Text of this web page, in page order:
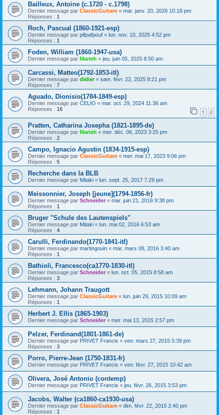
Bailleux, Antoine (c.1720 - c.1798)
Dernier message par ClassicGuitare « mar. janv. 20, 2026 10:18 pm
Réponses : 1
Roch, Pascual (1860-1921-esp)
Dernier message par pifpafpouf « lun. nov. 10, 2025 4:52 pm
Réponses : 1
Foden, William (1860-1947-usa)
Dernier message par Marieh « jeu. juin 05, 2025 8:50 am
Carcassi, Matteo(1792-1853-itl)
Dernier message par didier« sam. févr. 22, 2025 8:21 pm
Réponses : 7
Aguado, Dionisio(1784-1849-esp)
Dernier message par CELIO « mar. oct. 29, 2024 11:36 am
Réponses : 16 1 2
Pratten, Catharina Josepha (1821-1895-de)
Dernier message par Marieh « mer. déc. 06, 2023 3:25 pm
Réponses : 2
Campo, Ignacio Agustin (1834-1915-esp)
Dernier message par ClassicGuitare « mer. mai 17, 2023 9:06 pm
Réponses : 5
Recherche dans la BLB
Dernier message par Mitaki « lun. sept. 25, 2017 7:29 pm
Meissonnier, Joseph [jeune](1794-1856-fr)
Dernier message par Schneider « mar. juin 21, 2016 9:38 pm
Réponses : 1
Bruger "Schule des Lautenspiels"
Dernier message par Mitaki « lun. mai 02, 2016 6:53 am
Réponses : 4
Carulli, Ferdinando(1770-1841-itl)
Dernier message par martingouin « mar. mars 08, 2016 3:40 am
Réponses : 1
Bathioli, Francesco(ca1770-1830-itl)
Dernier message par Schneider « lun. oct. 05, 2015 8:58 am
Réponses : 3
Lehmann, Johann Traugott
Dernier message par ClassicGuitare « lun. juin 29, 2015 10:09 am
Réponses : 1
Herbert J. Ellis (1865-1903)
Dernier message par Schneider « mer. mai 13, 2015 2:57 pm
Pelzer, Ferdinand(1801-1861-de)
Dernier message par PRIVET Francis « ven. mars 27, 2015 5:39 pm
Réponses : 3
Porro, Pierre-Jean (1750-1831-fr)
Dernier message par PRIVET Francis « ven. févr. 27, 2015 10:42 am
Olivera, José Antonio (contemp)
Dernier message par PRIVET Francis « jeu. févr. 26, 2015 3:53 pm
Jacobs, Walter (ca1860-ca1930-usa)
Dernier message par ClassicGuitare « dim. févr. 22, 2015 2:40 pm
Réponses : 1